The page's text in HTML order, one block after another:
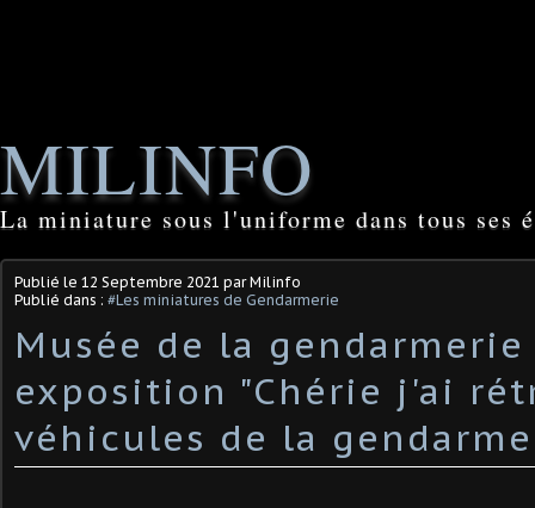
MILINFO
La miniature sous l'uniforme dans tous ses
Publié le 12 Septembre 2021 par Milinfo
Publié dans : #Les miniatures de Gendarmerie
Musée de la gendarmerie
exposition "Chérie j'ai
véhicules de la